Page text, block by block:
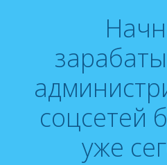
соцсетей
уже